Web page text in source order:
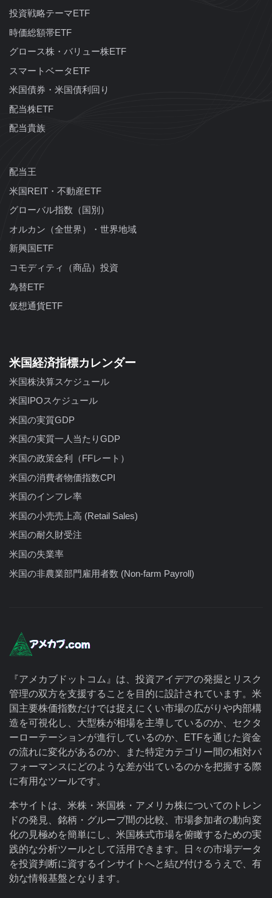
投資戦略テーマETF
時価総額帯ETF
グロース株・バリュー株ETF
スマートベータETF
米国債券・米国債利回り
配当株ETF
配当貴族
配当王
米国REIT・不動産ETF
グローバル指数（国別）
オルカン（全世界）・世界地域
新興国ETF
コモディティ（商品）投資
為替ETF
仮想通貨ETF
米国経済指標カレンダー
米国株決算スケジュール
米国IPOスケジュール
米国の実質GDP
米国の実質一人当たりGDP
米国の政策金利（FFレート）
米国の消費者物価指数CPI
米国のインフレ率
米国の小売売上高 (Retail Sales)
米国の耐久財受注
米国の失業率
米国の非農業部門雇用者数 (Non-farm Payroll)
『アメカブドットコム』は、投資アイデアの発掘とリスク
管理の双方を支援することを目的に設計されています。米
国主要株価指数だけでは捉えにくい市場の広がりや内部構
造を可視化し、大型株が相場を主導しているのか、セクタ
ーローテーションが進行しているのか、ETFを通じた資金
の流れに変化があるのか、また特定カテゴリー間の相対パ
フォーマンスにどのような差が出ているのかを把握する際
に有用なツールです。
本サイトは、米株・米国株・アメリカ株についてのトレン
ドの発見、銘柄・グループ間の比較、市場参加者の動向変
化の見極めを簡単にし、米国株式市場を俯瞰するための実
践的な分析ツールとして活用できます。日々の市場データ
を投資判断に資するインサイトへと結び付けるうえで、有
効な情報基盤となります。